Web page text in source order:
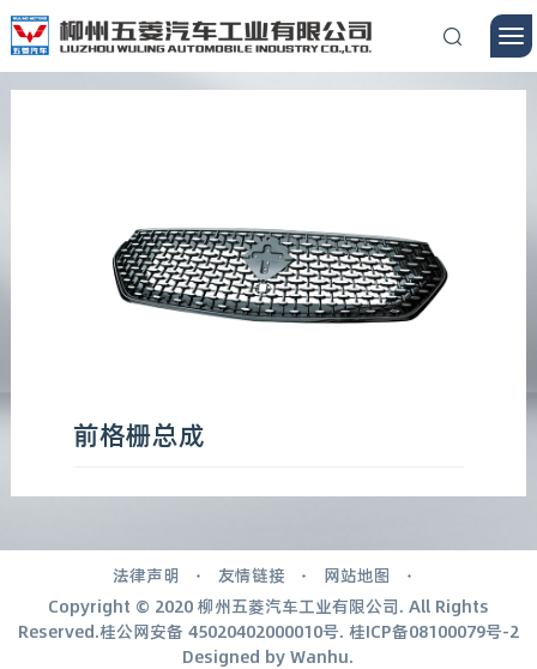
前格栅总成
法律声明 友情链接
网站地图
Copyright © 2020 柳州五菱汽车工业有限公司. All Rights
Reserved.桂公网安备 45020402000010号. 桂ICP备08100079号-2
Designed byWanhu.